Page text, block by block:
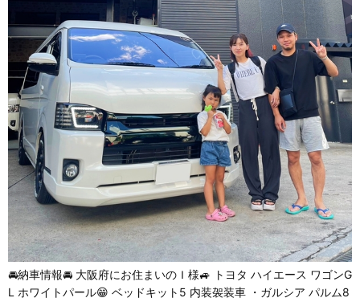
🚘納車情報🚘 大阪府にお住まいのＩ様🚙 トヨタ ハイエース ワゴンG
L ホワイトパール😁 ベッドキット5 内装袈装車 ・ガルシア パルム8